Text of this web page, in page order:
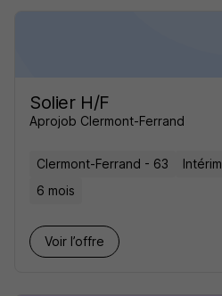
Solier H/F
Aprojob Clermont-Ferrand
Clermont-Ferrand - 63 Intérim
6 mois
Voir l’offre